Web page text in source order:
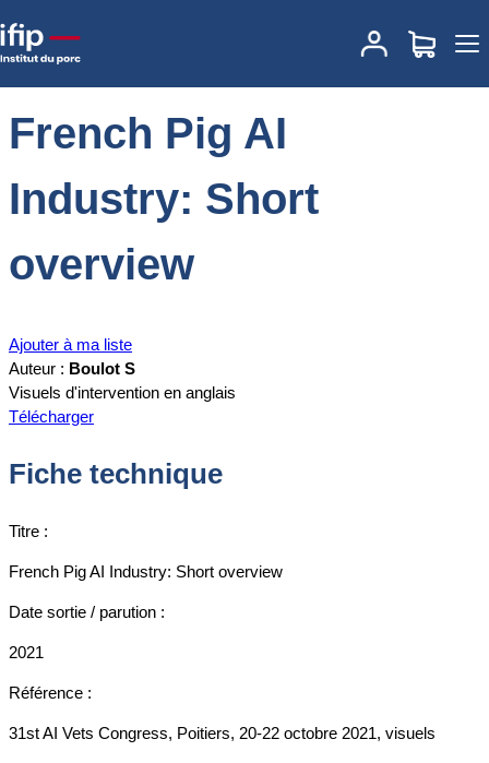
Accueil French Pig AI Industry: Short overview
French Pig AI
Industry: Short
overview
Ajouter à ma liste
Auteur : Boulot S
Visuels d'intervention en anglais
Télécharger
Fiche technique
Titre :
French Pig AI Industry: Short overview
Date sortie / parution :
2021
Référence :
31st AI Vets Congress, Poitiers, 20-22 octobre 2021, visuels